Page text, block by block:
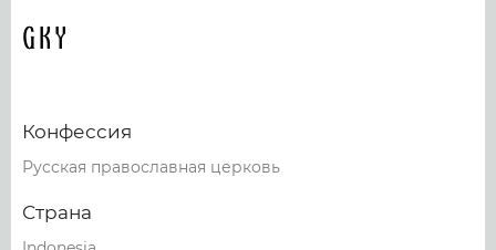
GKY
Конфессия
Русская православная церковь
Страна